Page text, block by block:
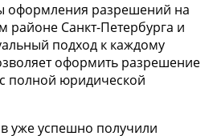
оформления разрешений на
Санкт-Петербурга и
подход к каждому
оформить разрешение
полной юридической
уже успешно получили